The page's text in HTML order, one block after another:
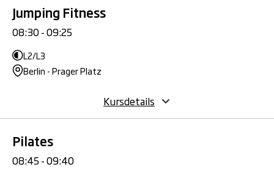
Jumping Fitness
08:30 - 09:25
L2/L3
Berlin - Prager Platz
Kursdetails
Pilates
08:45 - 09:40